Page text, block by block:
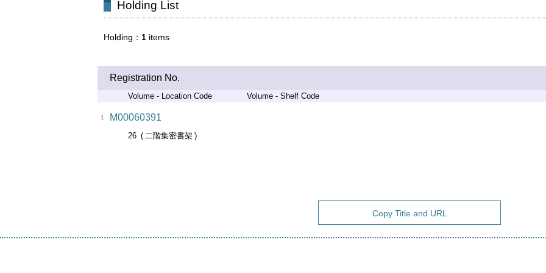
Holding List
Holding 1 items
Registration No.
Volume - Location Code Volume - Shelf Code
1 M00060391
26 二階集密書架
Copy Title and URL